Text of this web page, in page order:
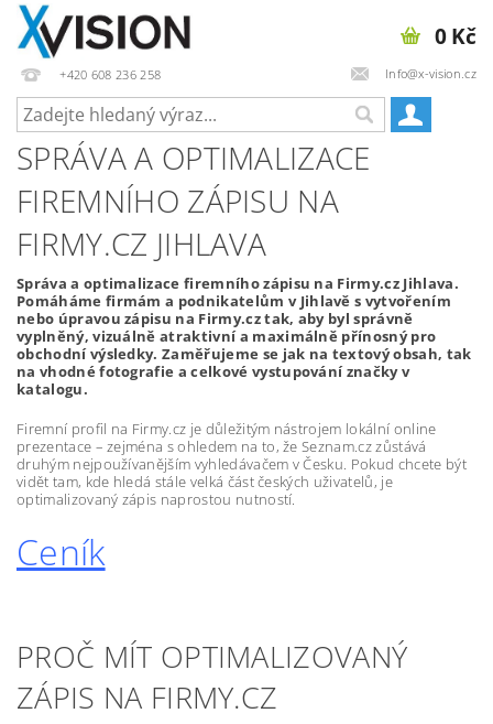
+420 608 236 258 Info@x-vision.cz
0 Kč
SPRÁVA A OPTIMALIZACE
FIREMNÍHO ZÁPISU NA
FIRMY.CZ JIHLAVA
Správa a optimalizace firemního zápisu na Firmy.cz Jihlava.
Pomáháme firmám a podnikatelům v Jihlavě s vytvořením
nebo úpravou zápisu na Firmy.cz tak, aby byl správně
vyplněný, vizuálně atraktivní a maximálně přínosný pro
obchodní výsledky. Zaměřujeme se jak na textový obsah, tak
na vhodné fotografie a celkové vystupování značky v
katalogu.
Firemní profil na Firmy.cz je důležitým nástrojem lokální online
prezentace – zejména s ohledem na to, že Seznam.cz zůstává
druhým nejpoužívanějším vyhledávačem v Česku. Pokud chcete být
vidět tam, kde hledá stále velká část českých uživatelů, je
optimalizovaný zápis naprostou nutností.
Ceník
PROČ MÍT OPTIMALIZOVANÝ
ZÁPIS NA FIRMY.CZ